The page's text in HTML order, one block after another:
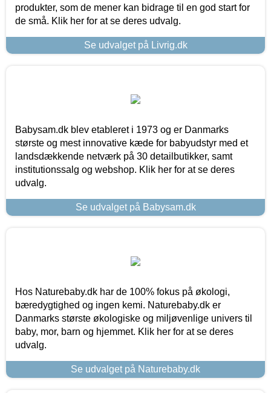
produkter, som de mener kan bidrage til en god start for
de små. Klik her for at se deres udvalg.
Se udvalget på Livrig.dk
Babysam.dk blev etableret i 1973 og er Danmarks
største og mest innovative kæde for babyudstyr med et
landsdækkende netværk på 30 detailbutikker, samt
institutionssalg og webshop. Klik her for at se deres
udvalg.
Se udvalget på Babysam.dk
Hos Naturebaby.dk har de 100% fokus på økologi,
bæredygtighed og ingen kemi. Naturebaby.dk er
Danmarks største økologiske og miljøvenlige univers til
baby, mor, barn og hjemmet. Klik her for at se deres
udvalg.
Se udvalget på Naturebaby.dk